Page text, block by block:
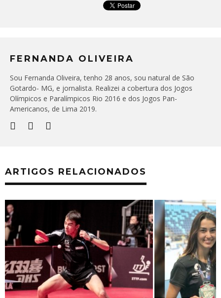
FERNANDA OLIVEIRA
Sou Fernanda Oliveira, tenho 28 anos, sou natural de São
Gotardo- MG, e jornalista. Realizei a cobertura dos Jogos
Olímpicos e Paralímpicos Rio 2016 e dos Jogos Pan-
Americanos, de Lima 2019.
ARTIGOS RELACIONADOS